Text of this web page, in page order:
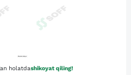
holatdashikoyat qiling!